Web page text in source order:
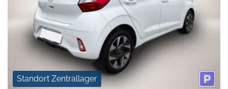
Standort Zentrallager